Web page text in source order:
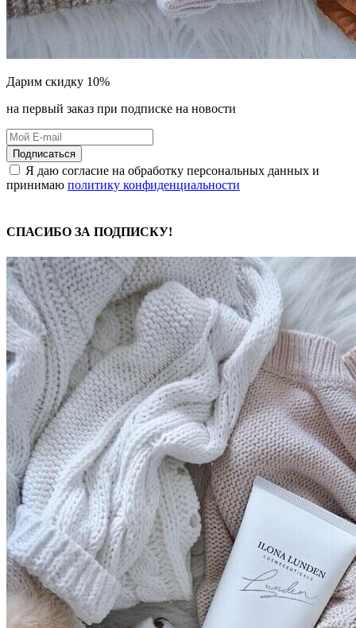
Дарим скидку 10%
на первый заказ при подписке на новости
Подписаться
Я даю согласие на обработку персональных данных и
принимаю политику конфиденциальности
СПАСИБО ЗА ПОДПИСКУ!